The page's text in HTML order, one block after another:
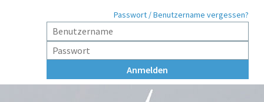
Passwort / Benutzername vergessen?